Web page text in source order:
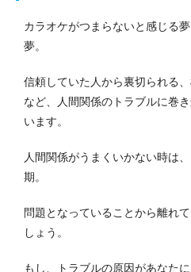
カラオケがつまらないと感じる夢
夢。
信頼していた人から裏切られる
など、人間関係のトラブルに巻
います。
人間関係がうまくいかない時は
期。
問題となっていることから離れ
しょう。
もし、トラブルの原因があなた